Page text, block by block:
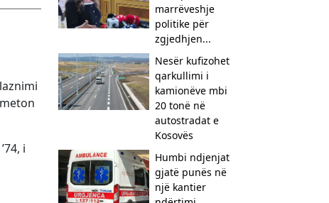
, i
marrëveshje
politike për
zgjedhjen...
Nesër kufizohet
qarkullimi i
kamionëve mbi
20 tonë në
autostradat e
Kosovës
Humbi ndjenjat
gjatë punës në
një kantier